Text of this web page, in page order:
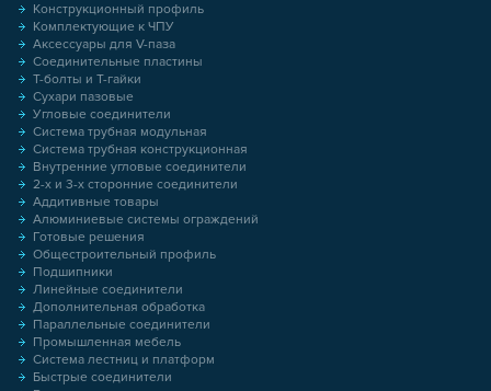
Конструкционный профиль
Комплектующие к ЧПУ
Аксессуары для V-паза
Соединительные пластины
Т-болты и Т-гайки
Сухари пазовые
Угловые соединители
Система трубная модульная
Система трубная конструкционная
Внутренние угловые соединители
2-х и 3-х сторонние соединители
Аддитивные товары
Алюминиевые системы ограждений
Готовые решения
Общестроительный профиль
Подшипники
Линейные соединители
Дополнительная обработка
Параллельные соединители
Промышленная мебель
Система лестниц и платформ
Быстрые соединители